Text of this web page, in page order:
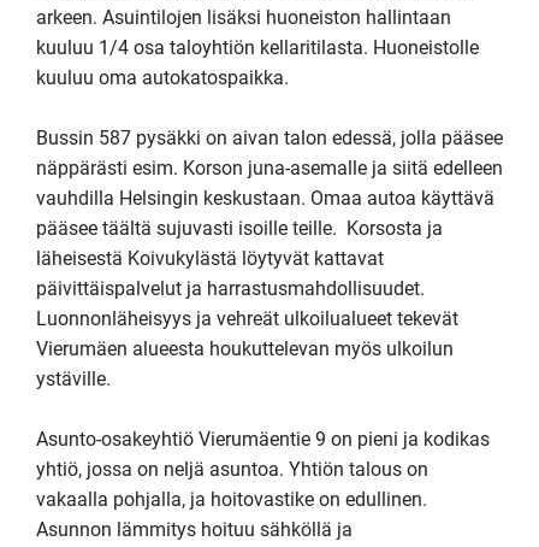
arkeen. Asuintilojen lisäksi huoneiston hallintaan
kuuluu 1/4 osa taloyhtiön kellaritilasta. Huoneistolle
kuuluu oma autokatospaikka.
Bussin 587 pysäkki on aivan talon edessä, jolla pääsee
näppärästi esim. Korson juna-asemalle ja siitä edelleen
vauhdilla Helsingin keskustaan. Omaa autoa käyttävä
pääsee täältä sujuvasti isoille teille.  Korsosta ja
läheisestä Koivukylästä löytyvät kattavat
päivittäispalvelut ja harrastusmahdollisuudet.
Luonnonläheisyys ja vehreät ulkoilualueet tekevät
Vierumäen alueesta houkuttelevan myös ulkoilun
ystäville.
Asunto-osakeyhtiö Vierumäentie 9 on pieni ja kodikas
yhtiö, jossa on neljä asuntoa. Yhtiön talous on
vakaalla pohjalla, ja hoitovastike on edullinen.
Asunnon lämmitys hoituu sähköllä ja